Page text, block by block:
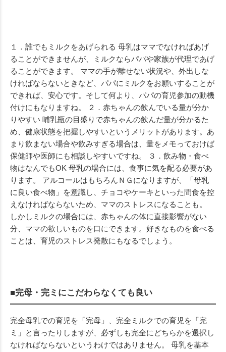
１．誰でもミルクをあげられる 母乳はママでなければあげ
ることができませんが、ミルクならパパや家族が代理であげ
ることができます。 ママの手が離せない状況や、外出しな
ければならないときなど、パパにミルクをお願いすることが
できれば、安心です。そして何より、パパの育児参加の動機
付けにもなりますね。 ２．赤ちゃんの飲んでいる量が分か
りやすい 哺乳瓶の目盛りで赤ちゃんの飲んだ量が分かるた
め、健康状態を把握しやすいというメリットがあります。あ
まり飲まない場合や飲みすぎる場合は、量をメモっておけば
保健師や医師にも相談しやすいですね。 ３．飲み物・食べ
物はなんでもOK 母乳の場合には、食事に気を配る必要があ
ります。 アルコールはもちろんＮＧになりますが、「母乳
に良い食べ物」を意識し、チョコやケーキといった間食を控
えなければならないため、ママのストレスになることも。
しかしミルクの場合には、赤ちゃんの体に直接影響がない
分、ママの欲しいものを口にできます。好きなものを食べる
ことは、育児のストレス発散にもなるでしょう。
■完母・完ミにこだわらなくても良い
完全母乳での育児を「完母」、完全ミルクでの育児を「完
ミ」と言ったりしますが、必ずしも完全にどちらかを選択し
なければならないというわけではありません。 母乳を基本